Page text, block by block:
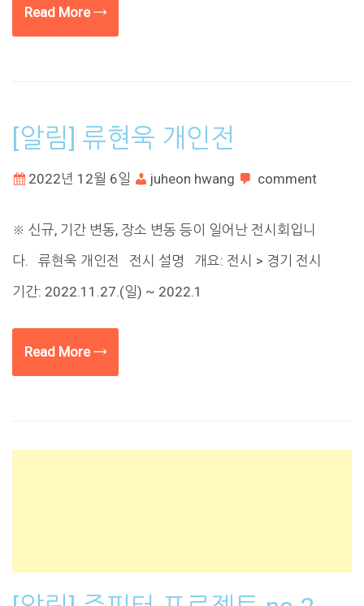
Read More →
[알림] 류현욱 개인전
2022년 12월 6일 juheon hwang comment
※ 신규, 기간 변동, 장소 변동 등이 일어난 전시회입니
다. 류현욱 개인전 전시 설명 개요: 전시 > 경기 전시
기간: 2022.11.27.(일) ~ 2022.1
Read More →